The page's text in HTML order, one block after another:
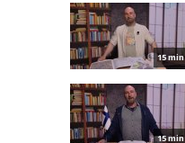
15 min
15 min